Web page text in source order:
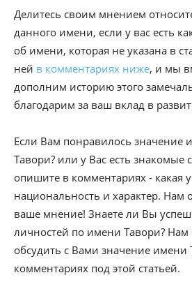
Делитесь своим мнением
данного имени, если у вас есть
об имени, которая не указана в
ней в комментариях ниже, и мы
дополним историю этого
благодарим за ваш вклад в
Если Вам понравилось значение
Тавори? или у Вас есть знакомые
опишите в комментариях - какая
национальность и характер. Нам
ваше мнение! Знаете ли Вы
личностей по имени Тавори? Нам
обсудить с Вами значение имени
комментариях под этой статьей.